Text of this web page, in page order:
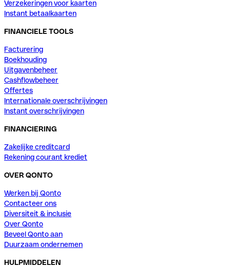
Verzekeringen voor kaarten
Instant betaalkaarten
FINANCIELE TOOLS
Facturering
Boekhouding
Uitgavenbeheer
Cashflowbeheer
Offertes
Internationale overschrijvingen
Instant overschrijvingen
FINANCIERING
Zakelijke creditcard
Rekening courant krediet
OVER QONTO
Werken bij Qonto
Contacteer ons
Diversiteit & inclusie
Over Qonto
Beveel Qonto aan
Duurzaam ondernemen
HULPMIDDELEN